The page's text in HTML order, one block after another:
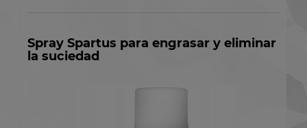
Spray Spartus para engrasar y eliminar
la suciedad